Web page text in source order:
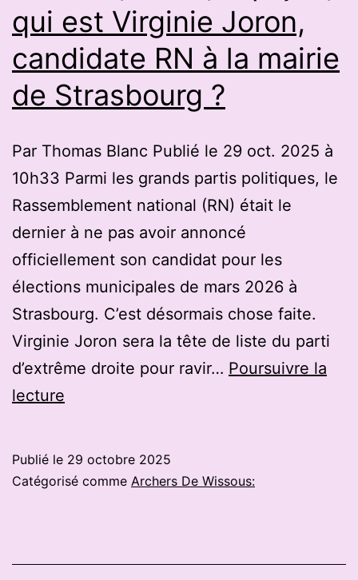
à
l’arc
qui est Virginie Joron,
candidate RN à la mairie
de Strasbourg ?
Par Thomas Blanc Publié le 29 oct. 2025 à
10h33 Parmi les grands partis politiques, le
Rassemblement national (RN) était le
dernier à ne pas avoir annoncé
officiellement son candidat pour les
élections municipales de mars 2026 à
Strasbourg. C’est désormais chose faite.
Virginie Joron sera la tête de liste du parti
d’extrême droite pour ravir… Poursuivre la
lecture
Arpajon;
Publié le 29 octobre 2025
Catégorisé comme Archers De Wissous: